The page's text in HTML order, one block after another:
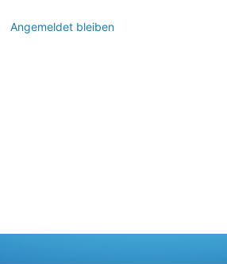
Angemeldet bleiben